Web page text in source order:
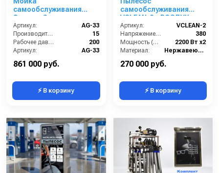
самообслуживания
Элеганс 3 поста
Артикул:
AG-33
Производительность (л/мин):
15
Рабочее давление (бар):
200
Артикул:
AG-33
861 000 руб.
⚡ В корзину
самообслуживания
VCLEAN-2 + ВОЗДУХ
(подкачка шин)
Артикул:
VCLEAN-2
Напряжение (В):
380
Мощность (Вт):
2200 Вт x2
Материал:
Нержавеющая Сталь
270 000 руб.
⚡ В корзину